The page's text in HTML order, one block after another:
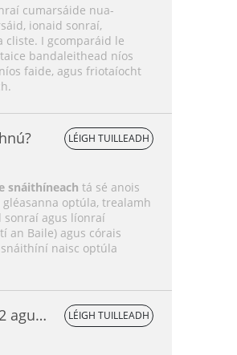
cumarsáide nua-
ionaid sonraí,
cliste. I gcomparáid le
bandaleithead níos
faide, agus friotaíocht
LÉIGH TUILLEADH
snáithíneach tá sé anois
optúla, trealamh
sonraí agus líonraí
an Baile) agus córais
naisc optúla
agus
LÉIGH TUILLEADH